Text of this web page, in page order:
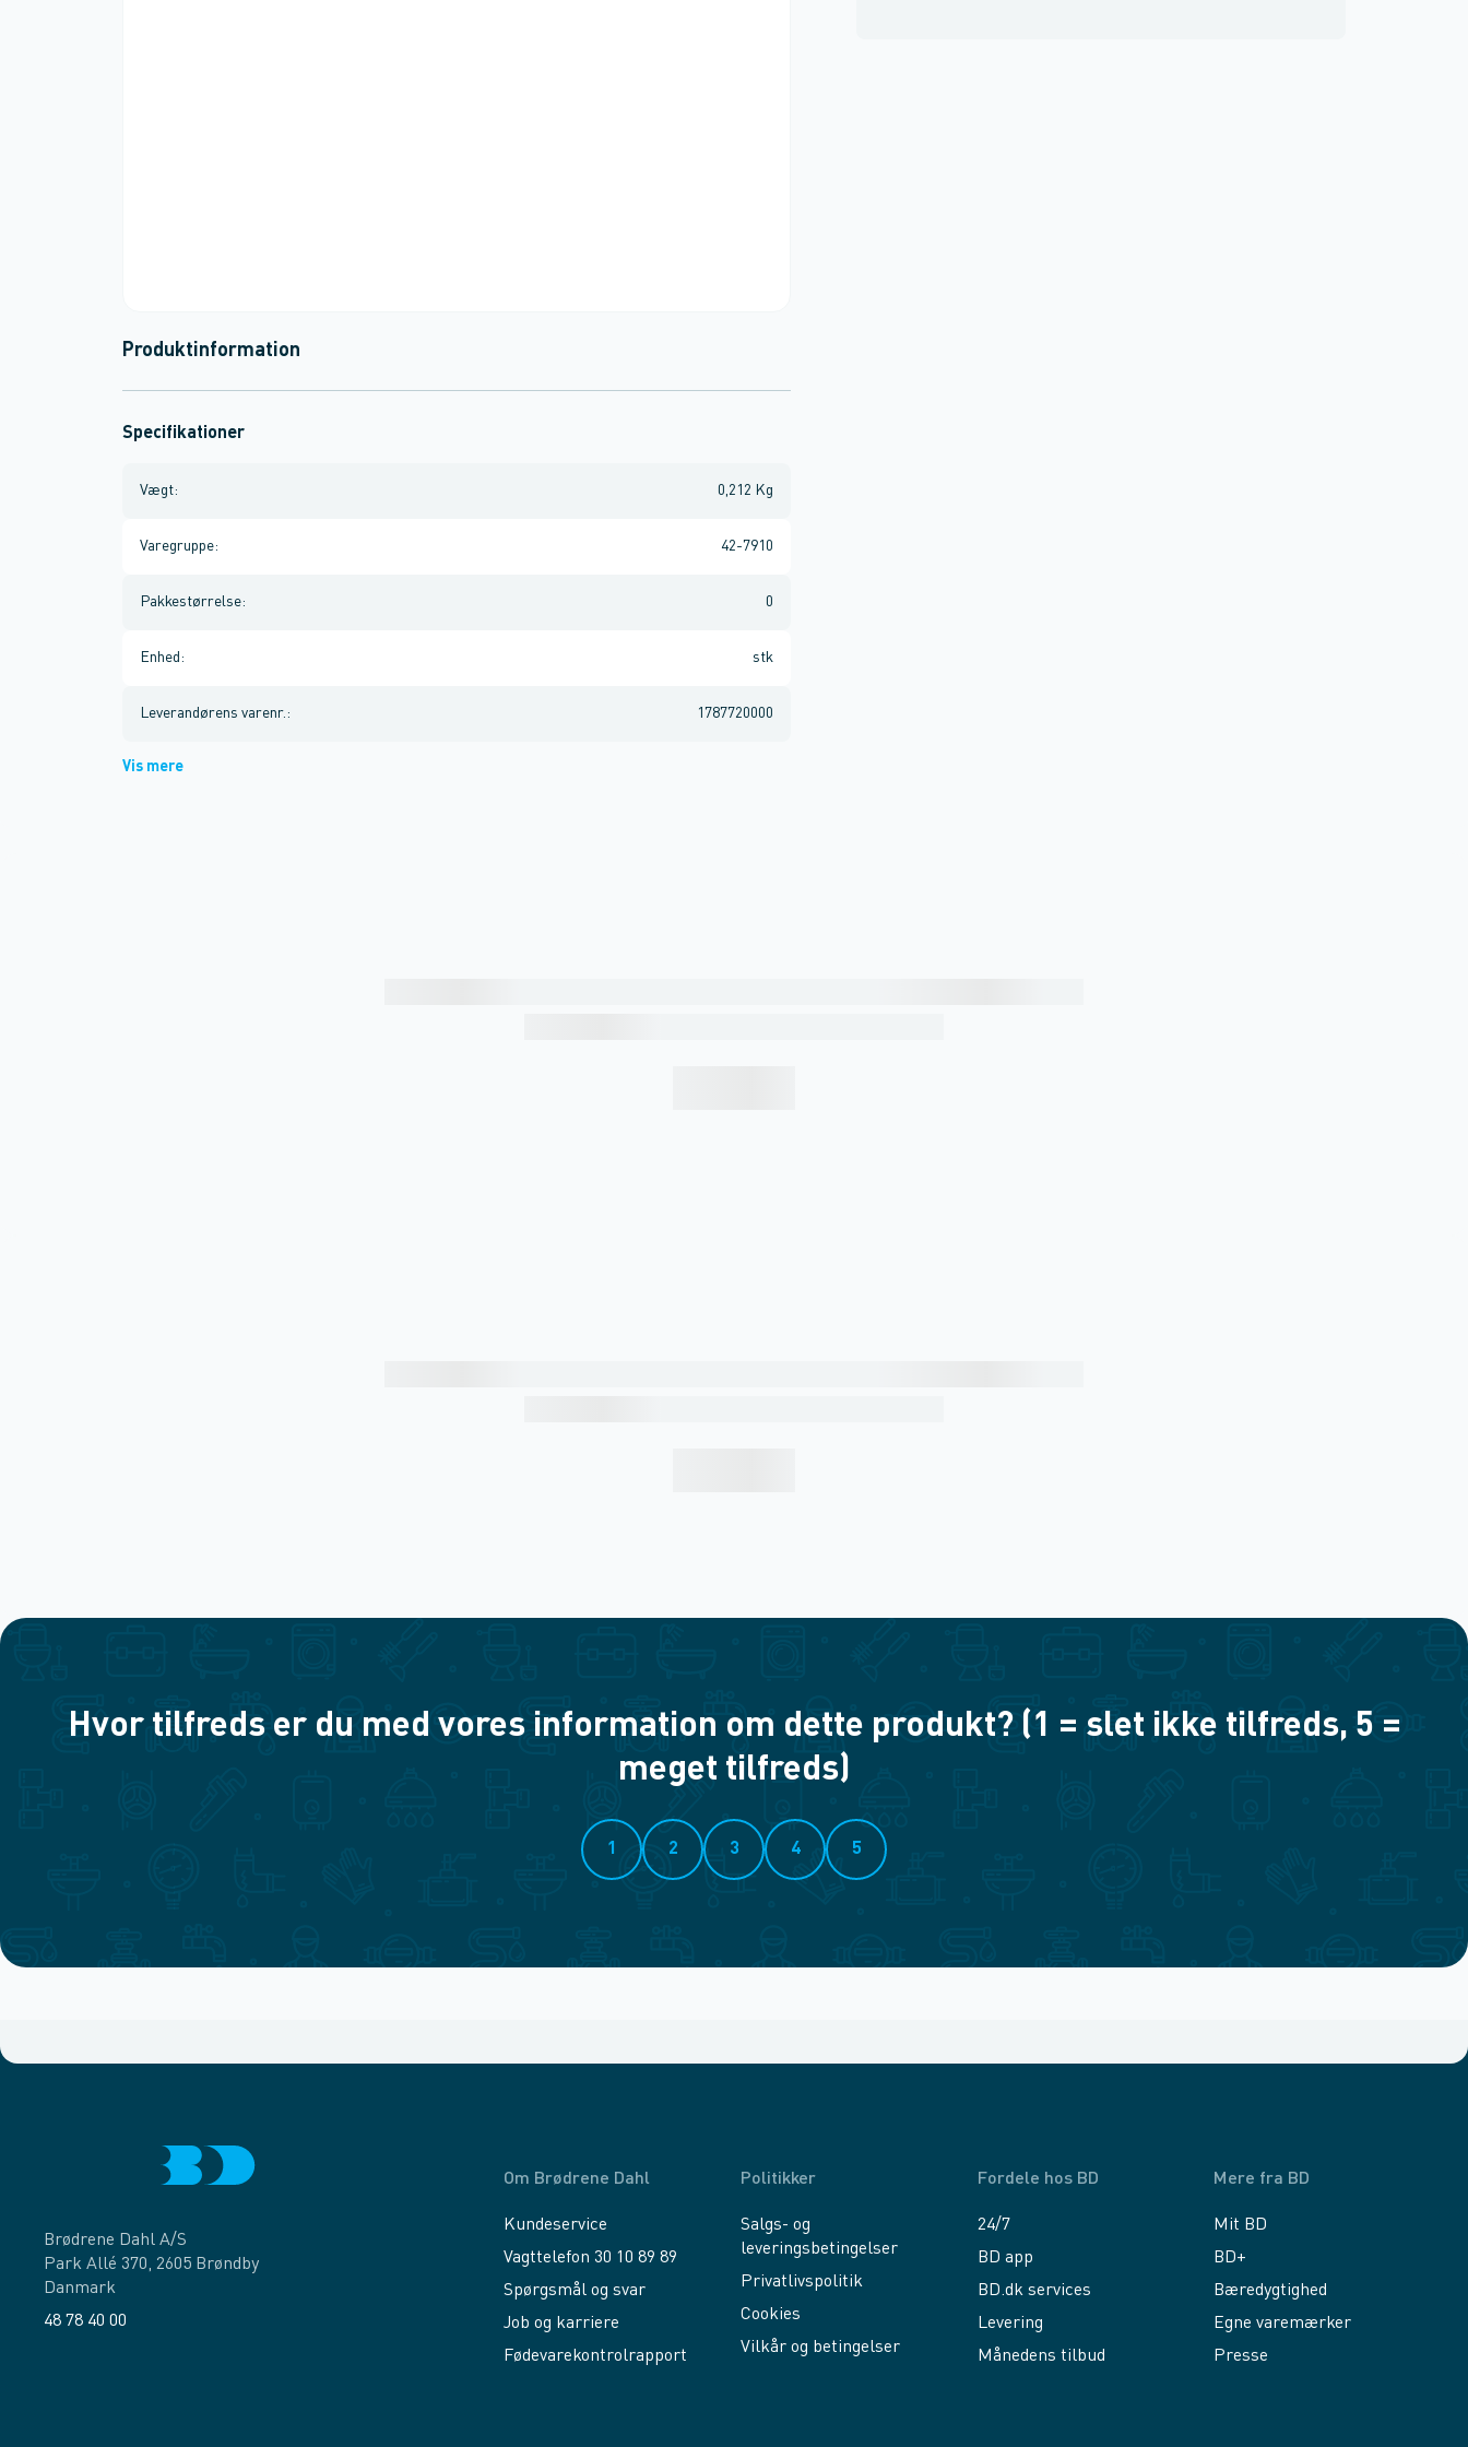
Produktinformation
Specifikationer
Vægt: 0,212 Kg
Varegruppe: 42-7910
Pakkestørrelse: 0
Enhed : stk
Leverandørens varenr. : 1787720000
Vis mere
Hvor tilfreds er du med vores information om dette produkt? (1 = slet ikke tilfreds, 5 =
meget tilfreds)
1 2 3 4 5
Brødrene Dahl A/S
Park Allé 370, 2605 Brøndby
Danmark
48 78 40 00
Om Brødrene Dahl
Kundeservice
Vagttelefon 30 10 89 89
Spørgsmål og svar
Job og karriere
Fødevarekontrolrapport
Politikker
Salgs- og
leveringsbetingelser
Privatlivspolitik
Cookies
Vilkår og betingelser
Fordele hos BD
24/7
BD app
BD.dk services
Levering
Månedens tilbud
Mere fra BD
Mit BD
BD+
Bæredygtighed
Egne varemærker
Presse